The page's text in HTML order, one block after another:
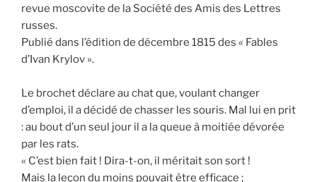
revue moscovite de la Société des Amis des Lettres
russes.
Publié dans l’édition de décembre 1815 des « Fables
d’Ivan Krylov ».
Le brochet déclare au chat que, voulant changer
d’emploi, il a décidé de chasser les souris. Mal lui en prit
: au bout d’un seul jour il a la queue à moitiée dévorée
par les rats.
« C’est bien fait ! Dira-t-on, il méritait son sort !
Mais la leçon du moins pouvait être efficace ;